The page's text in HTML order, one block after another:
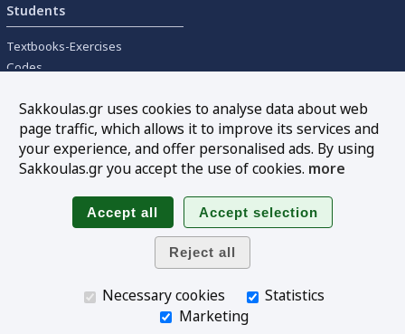
Students
Textbooks-Exercises
Codes
Tools
Online interest calculation
Follow us
Sakkoulas.gr uses cookies to analyse data about web
page traffic, which allows it to improve its services and
your experience, and offer personalised ads. By using
Sakkoulas.gr you accept the use of cookies. more
Necessary cookies
Statistics
Marketing